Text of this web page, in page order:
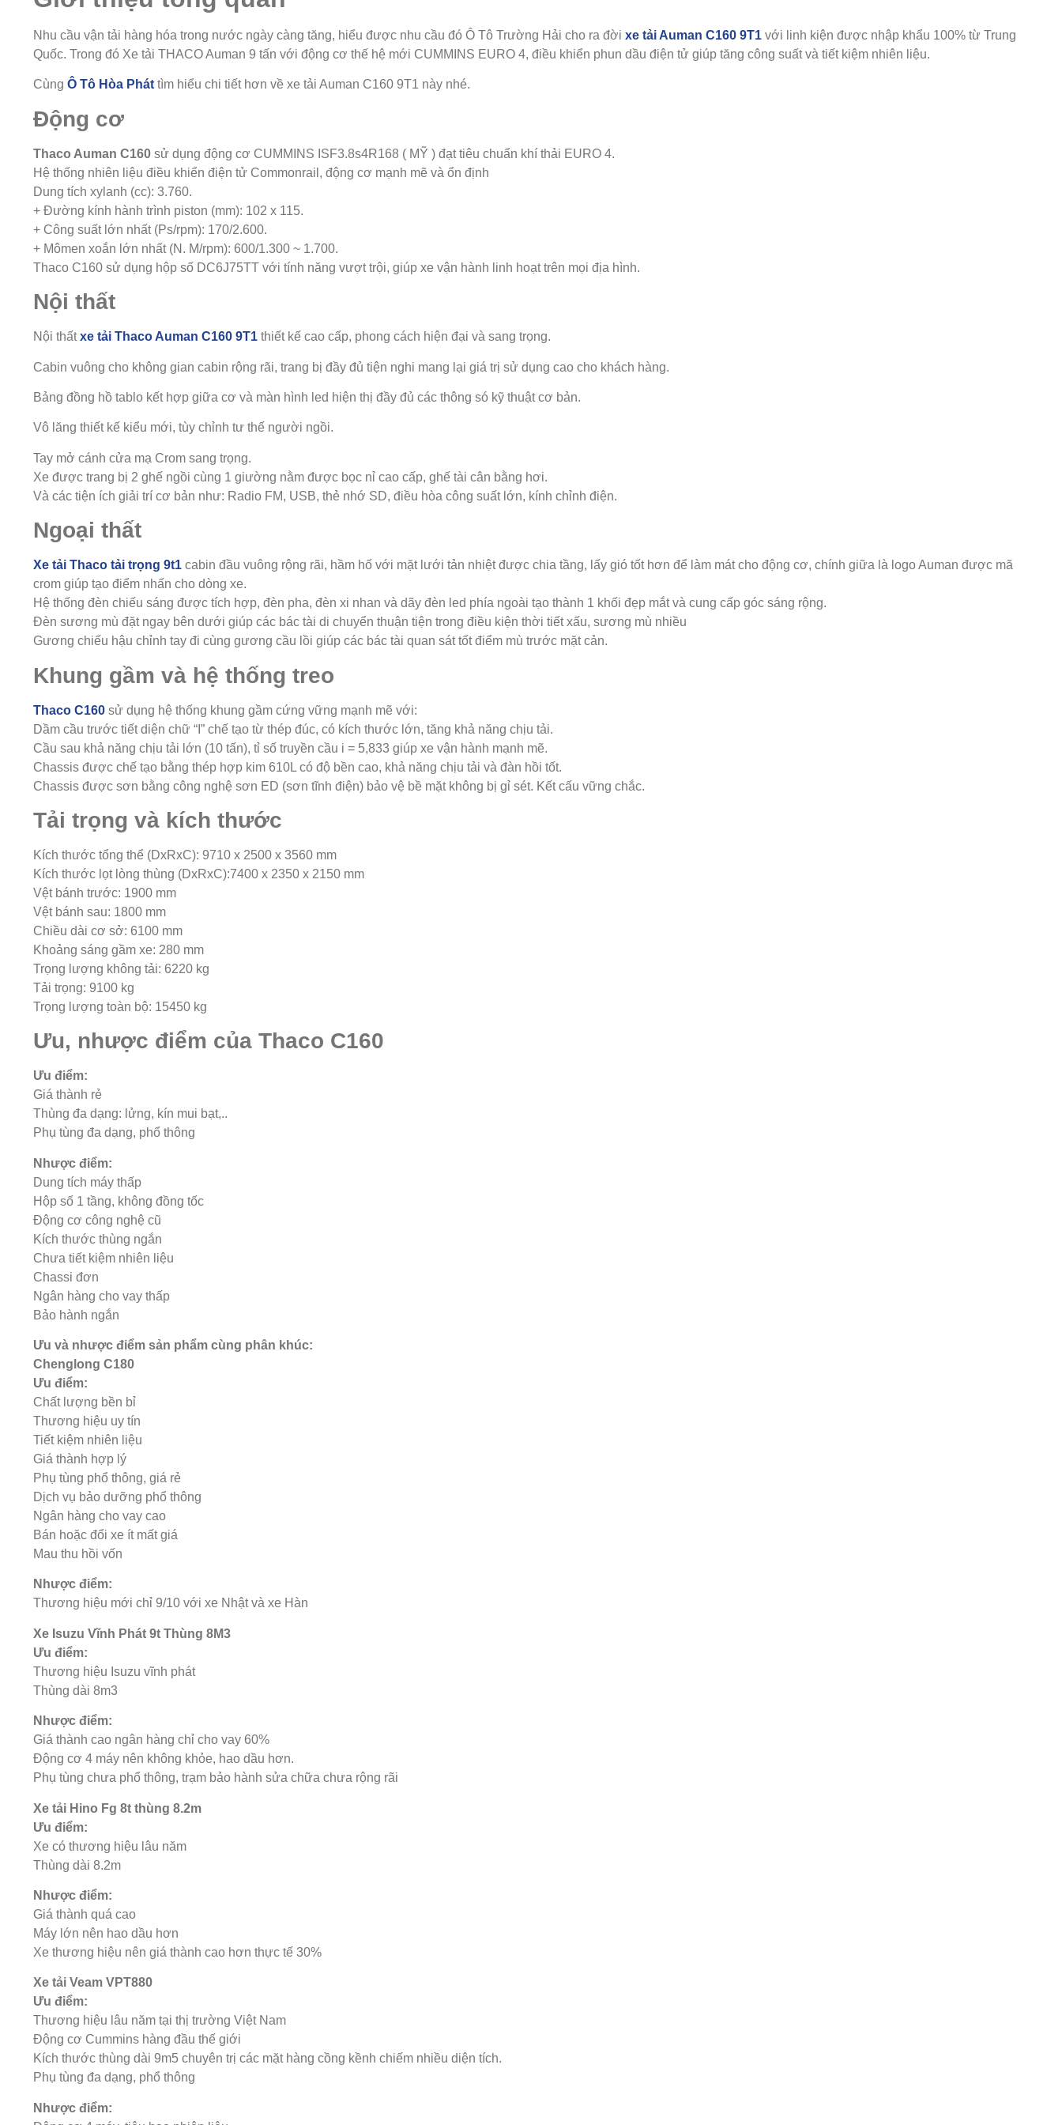
Nhu cầu vận tải hàng hóa trong nước ngày càng tăng, hiểu được nhu cầu đó Ô Tô Trường Hải cho ra đời xe tải Auman C160 9T1 với linh kiện được nhập khẩu 100% từ Trung
Quốc. Trong đó Xe tải THACO Auman 9 tấn với động cơ thế hệ mới CUMMINS EURO 4, điều khiển phun dầu điện tử giúp tăng công suất và tiết kiệm nhiên liệu.
Cùng Ô Tô Hòa Phát tìm hiểu chi tiết hơn về xe tải Auman C160 9T1 này nhé.
Động cơ
Thaco Auman C160 sử dụng động cơ CUMMINS ISF3.8s4R168 ( MỸ ) đạt tiêu chuẩn khí thải EURO 4.
Hệ thống nhiên liệu điều khiển điện tử Commonrail, động cơ mạnh mẽ và ổn định
Dung tích xylanh (cc): 3.760.
+ Đường kính hành trình piston (mm): 102 x 115.
+ Công suất lớn nhất (Ps/rpm): 170/2.600.
+ Mômen xoắn lớn nhất (N. M/rpm): 600/1.300 ~ 1.700.
Thaco C160 sử dụng hộp số DC6J75TT với tính năng vượt trội, giúp xe vận hành linh hoạt trên mọi địa hình.
Nội thất
Nội thấtxe tải Thaco Auman C160 9T1 thiết kế cao cấp, phong cách hiện đại và sang trọng.
Cabin vuông cho không gian cabin rộng rãi, trang bị đầy đủ tiện nghi mang lại giá trị sử dụng cao cho khách hàng.
Bảng đồng hồ tablo kết hợp giữa cơ và màn hình led hiện thị đầy đủ các thông só kỹ thuật cơ bản.
Vô lăng thiết kế kiểu mới, tùy chỉnh tư thế người ngồi.
Tay mở cánh cửa mạ Crom sang trọng.
Xe được trang bị 2 ghế ngồi cùng 1 giường nằm được bọc nỉ cao cấp, ghế tài cân bằng hơi.
Và các tiện ích giải trí cơ bản như: Radio FM, USB, thẻ nhớ SD, điều hòa công suất lớn, kính chỉnh điện.
Ngoại thất
Xe tải Thaco tải trọng 9t1 cabin đầu vuông rộng rãi, hầm hố với mặt lưới tản nhiệt được chia tầng, lấy gió tốt hơn để làm mát cho động cơ, chính giữa là logo Auman được mã
crom giúp tạo điểm nhấn cho dòng xe.
Hệ thống đèn chiếu sáng được tích hợp, đèn pha, đèn xi nhan và dãy đèn led phía ngoài tạo thành 1 khối đẹp mắt và cung cấp góc sáng rộng.
Đèn sương mù đặt ngay bên dưới giúp các bác tài di chuyển thuận tiện trong điều kiện thời tiết xấu, sương mù nhiều
Gương chiếu hậu chỉnh tay đi cùng gương cầu lồi giúp các bác tài quan sát tốt điểm mù trước mặt cản.
Khung gầm và hệ thống treo
Thaco C160 sử dụng hệ thống khung gầm cứng vững mạnh mẽ với:
Dầm cầu trước tiết diện chữ “I” chế tạo từ thép đúc, có kích thước lớn, tăng khả năng chịu tải.
Cầu sau khả năng chịu tải lớn (10 tấn), tỉ số truyền cầu i = 5,833 giúp xe vận hành mạnh mẽ.
Chassis được chế tạo bằng thép hợp kim 610L có độ bền cao, khả năng chịu tải và đàn hồi tốt.
Chassis được sơn bằng công nghệ sơn ED (sơn tĩnh điện) bảo vệ bề mặt không bị gỉ sét. Kết cấu vững chắc.
Tải trọng và kích thước
Kích thước tổng thể (DxRxC): 9710 x 2500 x 3560 mm
Kích thước lọt lòng thùng (DxRxC):7400 x 2350 x 2150 mm
Vệt bánh trước: 1900 mm
Vệt bánh sau: 1800 mm
Chiều dài cơ sở: 6100 mm
Khoảng sáng gầm xe: 280 mm
Trọng lượng không tải: 6220 kg
Tải trọng: 9100 kg
Trọng lượng toàn bộ: 15450 kg
Ưu, nhược điểm của Thaco C160
Ưu điểm:
Giá thành rẻ
Thùng đa dạng: lửng, kín mui bạt,..
Phụ tùng đa dạng, phổ thông
Nhược điểm:
Dung tích máy thấp
Hộp số 1 tầng, không đồng tốc
Động cơ công nghệ cũ
Kích thước thùng ngắn
Chưa tiết kiệm nhiên liệu
Chassi đơn
Ngân hàng cho vay thấp
Bảo hành ngắn
Ưu và nhược điểm sản phẩm cùng phân khúc:
Chenglong C180
Ưu điểm:
Chất lượng bền bỉ
Thương hiệu uy tín
Tiết kiệm nhiên liệu
Giá thành hợp lý
Phụ tùng phổ thông, giá rẻ
Dịch vụ bảo dưỡng phổ thông
Ngân hàng cho vay cao
Bán hoặc đổi xe ít mất giá
Mau thu hồi vốn
Nhược điểm:
Thương hiệu mới chỉ 9/10 với xe Nhật và xe Hàn
Xe Isuzu Vĩnh Phát 9t Thùng 8M3
Ưu điểm:
Thương hiệu Isuzu vĩnh phát
Thùng dài 8m3
Nhược điểm:
Giá thành cao ngân hàng chỉ cho vay 60%
Động cơ 4 máy nên không khỏe, hao dầu hơn.
Phụ tùng chưa phổ thông, trạm bảo hành sửa chữa chưa rộng rãi
Xe tải Hino Fg 8t thùng 8.2m
Ưu điểm:
Xe có thương hiệu lâu năm
Thùng dài 8.2m
Nhược điểm:
Giá thành quá cao
Máy lớn nên hao dầu hơn
Xe thương hiệu nên giá thành cao hơn thực tế 30%
Xe tải Veam VPT880
Ưu điểm:
Thương hiệu lâu năm tại thị trường Việt Nam
Động cơ Cummins hàng đầu thế giới
Kích thước thùng dài 9m5 chuyên trị các mặt hàng cồng kềnh chiếm nhiều diện tích.
Phụ tùng đa dạng, phổ thông
Nhược điểm: